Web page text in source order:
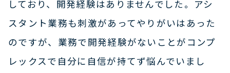
しており、開発経験はありませんでした。アシ
スタント業務も刺激があってやりがいはあった
のですが、業務で開発経験がないことがコンプ
レックスで自分に自信が持てず悩んでいまし